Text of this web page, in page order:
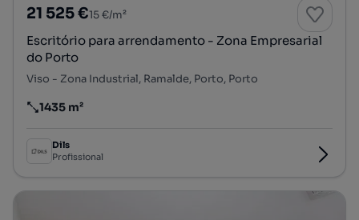
21 525 €15 €/m²
Escritório para arrendamento - Zona Empresarial
do Porto
Viso - Zona Industrial, Ramalde, Porto, Porto
Preço por metro quadrado
1435 m²
Dils
Profissional